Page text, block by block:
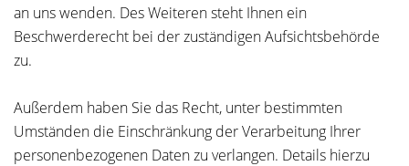
an uns wenden. Des Weiteren steht Ihnen ein
Beschwerderecht bei der zuständigen Aufsichtsbehörde
zu.
Außerdem haben Sie das Recht, unter bestimmten
Umständen die Einschränkung der Verarbeitung Ihrer
personenbezogenen Daten zu verlangen. Details hierzu